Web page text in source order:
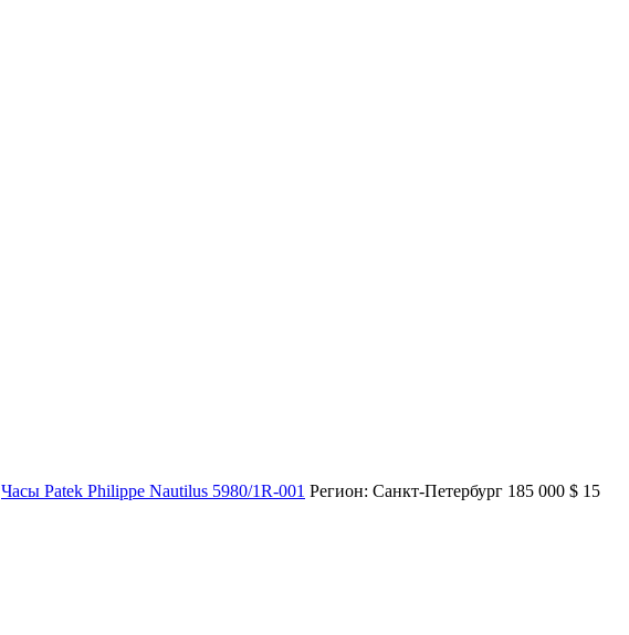
Часы Patek Philippe Nautilus 5980/1R-001 Регион: Санкт-Петербург 185 000 $ 15